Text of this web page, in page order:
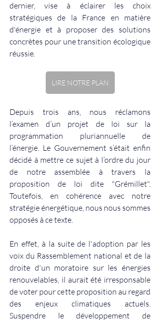
dernier, vise à éclairer les choix
stratégiques de la France en matière
d'énergie et à proposer des solutions
concrètes pour une transition écologique
réussie.
LIRE NOTRE PLAN
Depuis trois ans, nous réclamons
l’examen d’un projet de loi sur la
programmation pluriannuelle de
l’énergie. Le Gouvernement s’était enfin
décidé à mettre ce sujet à l’ordre du jour
de notre assemblée à travers la
proposition de loi dite "Grémillet".
Toutefois, en cohérence avec notre
stratégie énergétique, nous nous sommes
opposés à ce texte.
En effet, à la suite de l'adoption par les
voix du Rassemblement national et de la
droite d'un moratoire sur les énergies
renouvelables, il aurait été irresponsable
de voter pour cette proposition au regard
des enjeux climatiques actuels.
Suspendre le développement de